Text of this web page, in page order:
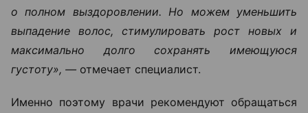
о полном выздоровлении. Но можем уменьшить
выпадение волос, стимулировать рост новых и
максимально долго сохранять имеющуюся
густоту», — отмечает специалист.
Именно поэтому врачи рекомендуют обращаться